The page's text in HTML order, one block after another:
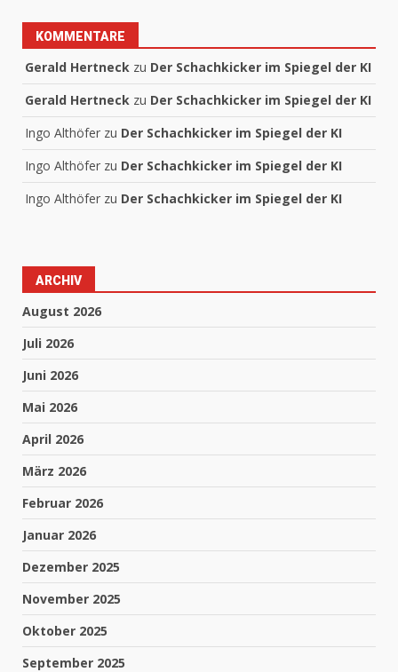
KOMMENTARE
Gerald Hertneck zu Der Schachkicker im Spiegel der KI
Gerald Hertneck zu Der Schachkicker im Spiegel der KI
Ingo Althöfer zu Der Schachkicker im Spiegel der KI
Ingo Althöfer zu Der Schachkicker im Spiegel der KI
Ingo Althöfer zu Der Schachkicker im Spiegel der KI
ARCHIV
August 2026
Juli 2026
Juni 2026
Mai 2026
April 2026
März 2026
Februar 2026
Januar 2026
Dezember 2025
November 2025
Oktober 2025
September 2025